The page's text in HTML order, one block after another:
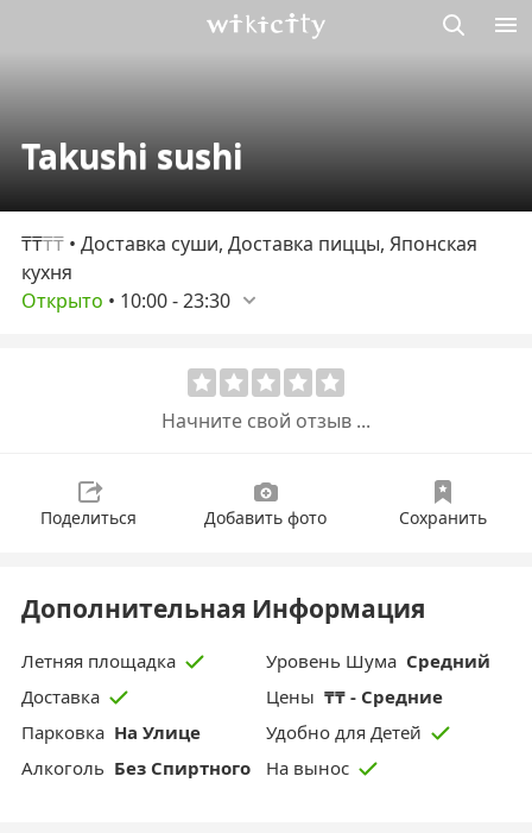
Takushi sushi
₸₸₸₸ • Доставка суши, Доставка пиццы, Японская
кухня
Открыто • 10:00-23:30
Начните свой отзыв ...
Поделиться Добавить фото Сохранить
Дополнительная Информация
Летняя площадка Уровень Шума Средний
Доставка
Цены ₸₸ - Средние
Парковка На Улице
Удобно для Детей
Aлкоголь Без Спиртного На вынос